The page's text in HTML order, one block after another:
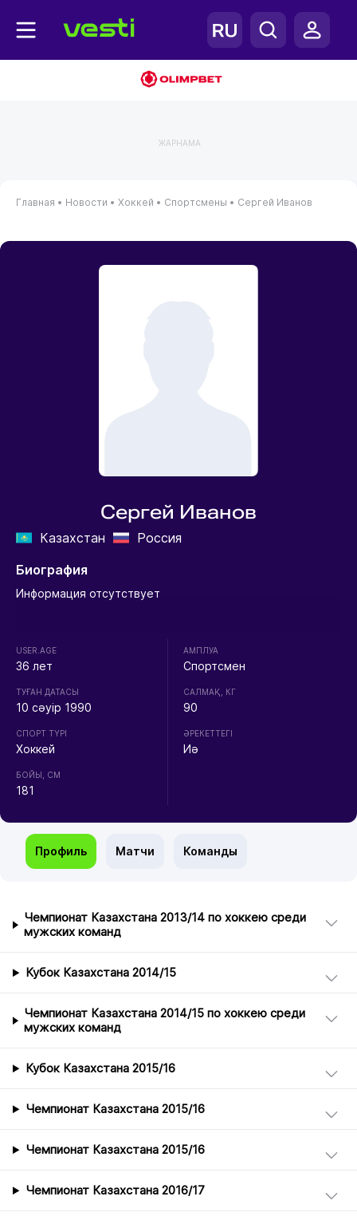
ЖАРНАМА
Главная • Новости • Хоккей • Спортсмены • Сергей Иванов
Сергей Иванов
Казахстан
Россия
Биография
Информация отсутствует
USER.AGE
36 лет
ТУҒАН ДАТАСЫ
10 сәуір 1990
СПОРТ ТҮРІ
Хоккей
БОЙЫ, СМ
181
АМПЛУА
Спортсмен
CАЛМАҚ, КГ
90
ӘРЕКЕТТЕГІ
Иә
Профиль Матчи Команды
Чемпионат Казахстана 2013/14 по хоккею среди
мужских команд
Кубок Казахстана 2014/15
Чемпионат Казахстана 2014/15 по хоккею среди
мужских команд
Кубок Казахстана 2015/16
Чемпионат Казахстана 2015/16
Чемпионат Казахстана 2015/16
Чемпионат Казахстана 2016/17